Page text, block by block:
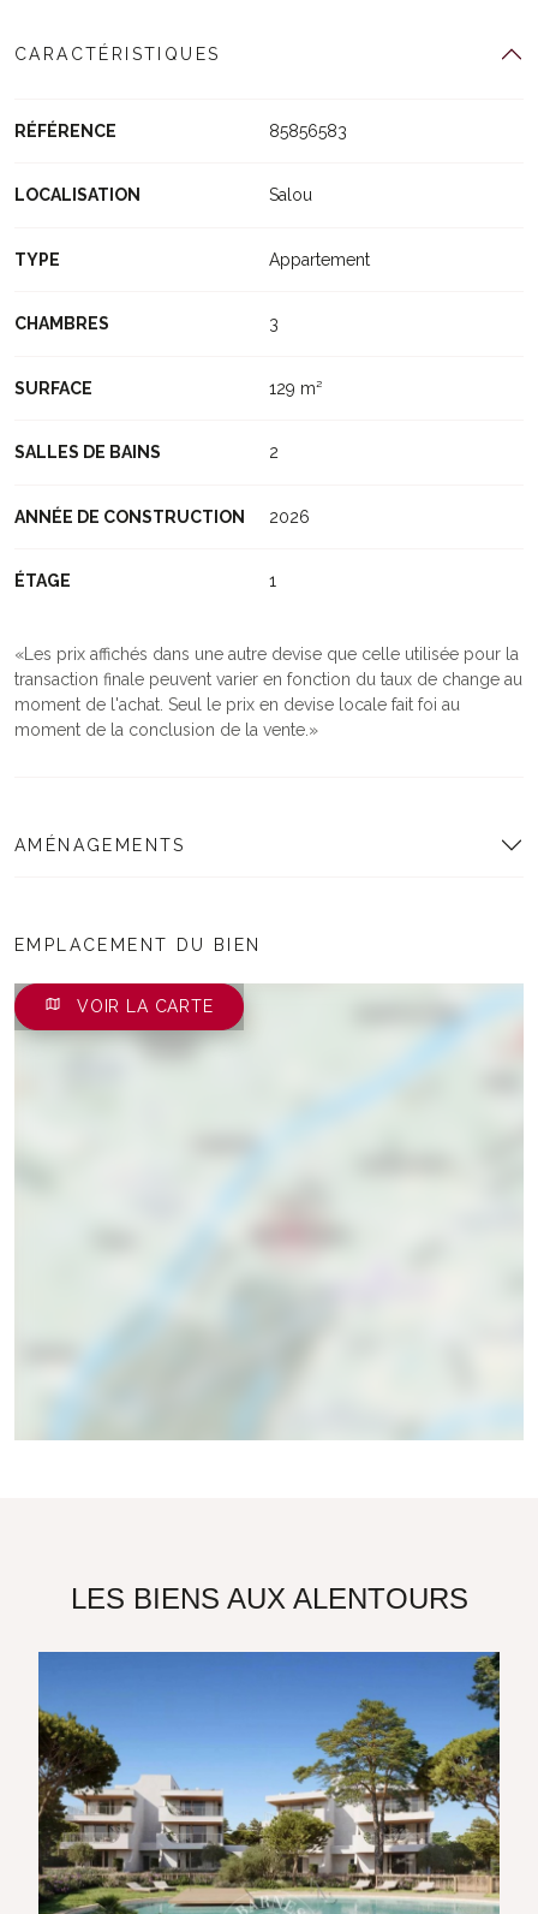
CARACTÉRISTIQUES
RÉFÉRENCE 85856583
LOCALISATION Salou
TYPE Appartement
CHAMBRES 3
SURFACE 129 m²
SALLES DE BAINS 2
ANNÉE DE CONSTRUCTION 2026
ÉTAGE 1
Les prix affichés dans une autre devise que celle utilisée pour la
transaction finale peuvent varier en fonction du taux de change au
moment de l'achat. Seul le prix en devise locale fait foi au
moment de la conclusion de la vente.
AMÉNAGEMENTS
EMPLACEMENT DU BIEN
VOIR LA CARTE
LES BIENS AUX ALENTOURS